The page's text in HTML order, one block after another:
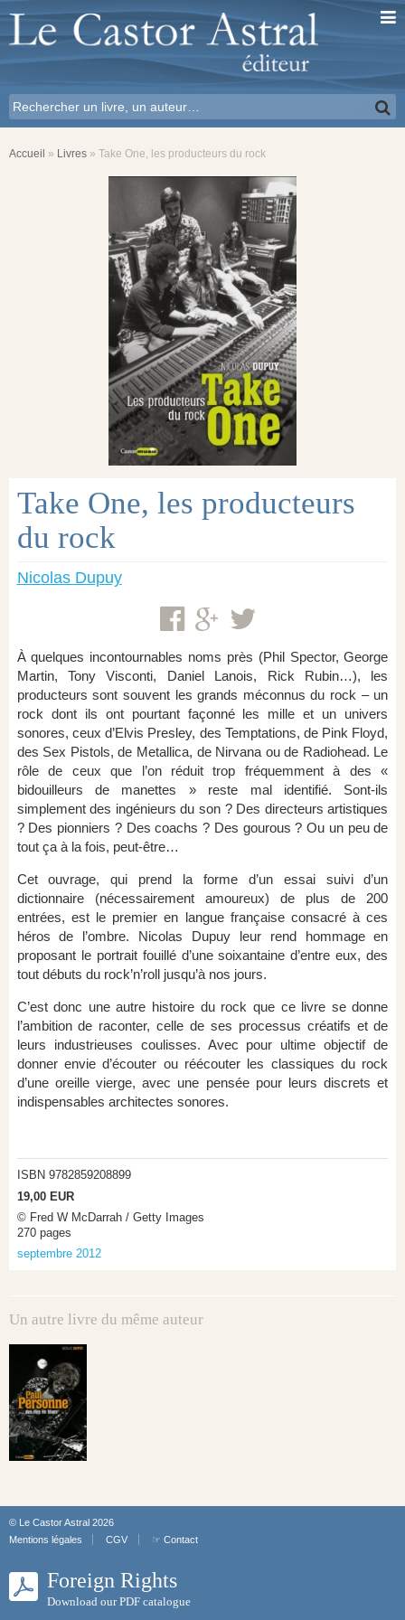
Accueil » Livres » Take One, les producteurs du rock
Take One, les producteurs
du rock
Nicolas Dupuy
À quelques incontournables noms près (Phil Spector, George
Martin, Tony Visconti, Daniel Lanois, Rick Rubin…), les
producteurs sont souvent les grands méconnus du rock – un
rock dont ils ont pourtant façonné les mille et un univers
sonores, ceux d’Elvis Presley, des Temptations, de Pink Floyd,
des Sex Pistols, de Metallica, de Nirvana ou de Radiohead. Le
rôle de ceux que l’on réduit trop fréquemment à des «
bidouilleurs de manettes » reste mal identifié. Sont-ils
simplement des ingénieurs du son ? Des directeurs artistiques
? Des pionniers ? Des coachs ? Des gourous ? Ou un peu de
tout ça à la fois, peut-être…
Cet ouvrage, qui prend la forme d’un essai suivi d’un
dictionnaire (nécessairement amoureux) de plus de 200
entrées, est le premier en langue française consacré à ces
héros de l’ombre. Nicolas Dupuy leur rend hommage en
proposant le portrait fouillé d’une soixantaine d’entre eux, des
tout débuts du rock’n’roll jusqu’à nos jours.
C’est donc une autre histoire du rock que ce livre se donne
l’ambition de raconter, celle de ses processus créatifs et de
leurs industrieuses coulisses. Avec pour ultime objectif de
donner envie d’écouter ou réécouter les classiques du rock
d’une oreille vierge, avec une pensée pour leurs discrets et
indispensables architectes sonores.
ISBN 9782859208899
19,00 EUR
© Fred W McDarrah / Getty Images
270 pages
septembre 2012
Un autre livre du même auteur
© Le Castor Astral 2026
Mentions légales
CGV ☞ Contact
Foreign Rights
Download our PDF catalogue